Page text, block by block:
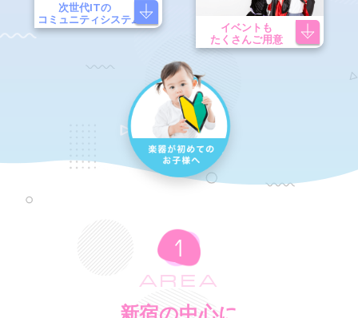
次世代ITの
コミュニティシステム
イベントも
たくさんご用意
AREA